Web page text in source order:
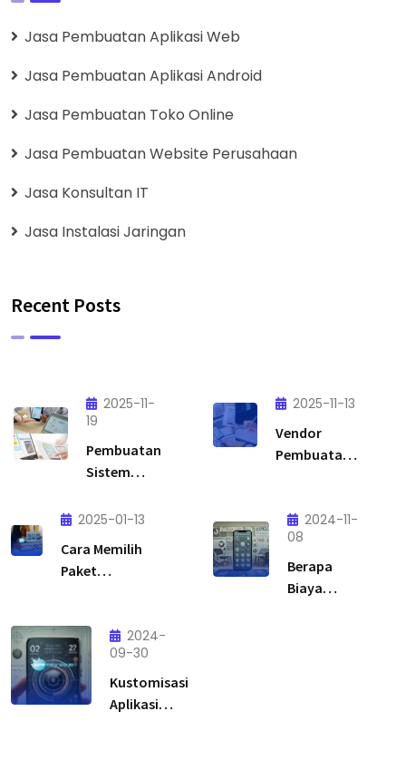
Jasa Pembuatan Aplikasi Web
Jasa Pembuatan Aplikasi Android
Jasa Pembuatan Toko Online
Jasa Pembuatan Website Perusahaan
Jasa Konsultan IT
Jasa Instalasi Jaringan
Recent Posts
2025-11-
19
Pembuatan
Sistem
Custom:
Tepat
untuk
Ingin Lebih
Efisien &
2025-11-13
Vendor
Pembuatan
untuk
Transformasi
Digital Bisnis
Anda
2025-01-13
Cara Memilih
Paket
Budget
2024-11-
08
Berapa
Biaya
2024-
09-30
Kustomisasi
Aplikasi